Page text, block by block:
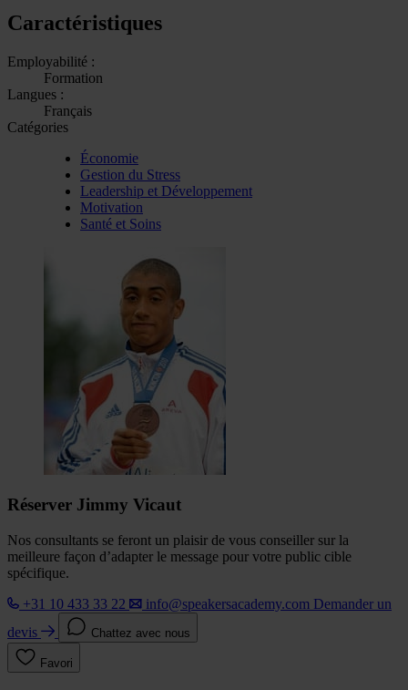
Caractéristiques
Employabilité :
Formation
Langues :
Français
Catégories
Économie
Gestion du Stress
Leadership et Développement
Motivation
Santé et Soins
Réserver Jimmy Vicaut
Nos consultants se feront un plaisir de vous conseiller sur la
meilleure façon d’adapter le message pour votre public cible
spécifique.
+31 10 433 33 22
info@speakersacademy.com Demander un
devis
Chattez avec nous
Favori